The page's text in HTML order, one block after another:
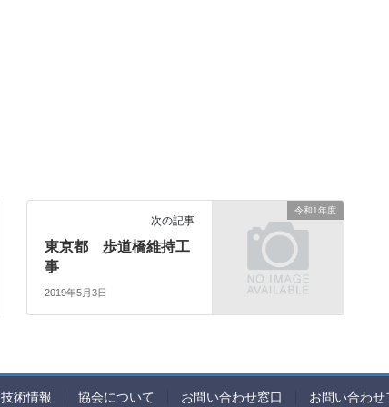
令和1年度
次の記事
東京都 歩道橋維持工
事
2019年5月3日
技術情報 協会について お問い合わせ窓口 お問い合わせ